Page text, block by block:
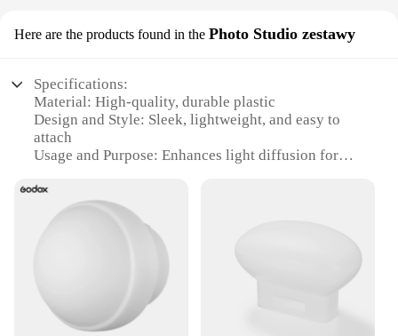
Here are the products found in the Photo Studio zestawy
Specifications:
Material: High-quality, durable plastic
Design and Style: Sleek, lightweight, and easy to
attach
Usage and Purpose: Enhances light diffusion for
Performance and Property: Optimizes light spread,
reducing harsh shadows
Parts and Accessories: Comes with a set of
attachments for versatile use
Applicable People: Photographers, videographers,
Features: